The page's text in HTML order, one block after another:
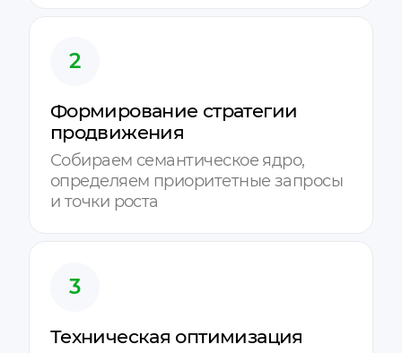
2
Формирование стратегии
продвижения
Собираем семантическое ядро,
определяем приоритетные запросы
и точки роста
3
Техническая оптимизация